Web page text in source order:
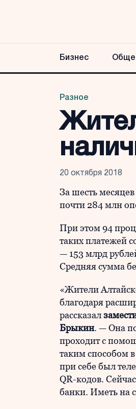
Бизнес
Разное
20 октября 2018
За шесть
почти 284 млн
При этом 94
таких платежей
— 153 млрд
Средняя сумма
«Жители
благодаря
рассказал
Брыкин. — Она
проходит с
таким способом
при себе был
QR-кодов.
банки. Иметь на